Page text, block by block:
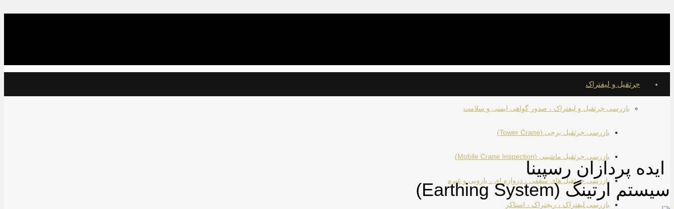
ایده پردازان رسپینا
جرثقیل و لیفتراک
بازرسی جرثقیل و لیفتراک ، صدور گواهی ایمنی و سلامت
بازرسی جرثقیل برجی (Tower Crane)
بازرسی جرثقیل ماشینی (Mobile Crane Inspection)
بازرسی جرثقیل های سقفی ، دروازه ای ، بازویی و غیره
بازرسی لیفتراک ، ریچتراک ، استاکر
سیستم ارتینگ (Earthing System)